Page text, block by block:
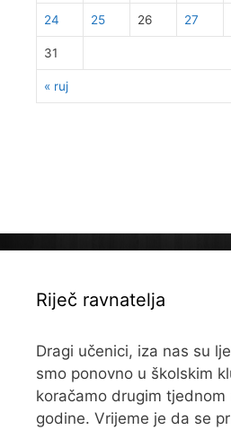
« ruj
24 25 26 27
31
Riječ ravnatelja
Dragi učenici, iza nas su
smo ponovno u školskim
koračamo drugim tjednom
godine. Vrijeme je da se